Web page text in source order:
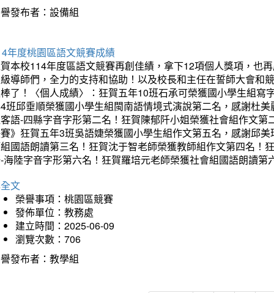
發布者：設備組
年度桃園區語文競賽成績
本校114年度區語文競賽再創佳績，拿下12項個人獎項，也
導師們，全力的支持和協助！以及校長和主任在誓師大會和
了！〈個人成績〉：狂賀五年10班石承可榮獲國小學生組
班邱垂順榮獲國小學生組閩南語情境式演說第二名，感謝杜
語-四縣字音字形第二名！狂賀陳郁阡小姐榮獲社會組作文
》狂賀五年3班吳語婕榮獲國小學生組作文第五名，感謝邱
國語朗讀第三名！狂賀沈于智老師榮獲教師組作文第四名！
海陸字音字形第六名！狂賀羅培元老師榮獲社會組國語朗讀
文
榮譽事項：桃園區競賽
發佈單位：教務處
建立時間：2025-06-09
瀏覽次數：706
發布者：教學組